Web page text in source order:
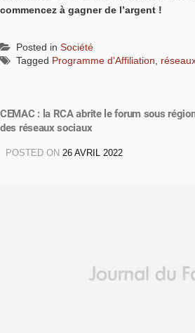
commencez à gagner de l’argent !
Posted in Société
Tagged Programme d'Affiliation,
CEMAC : la RCA abrite le forum sous
des réseaux sociaux
POSTED ON 26 AVRIL 2022